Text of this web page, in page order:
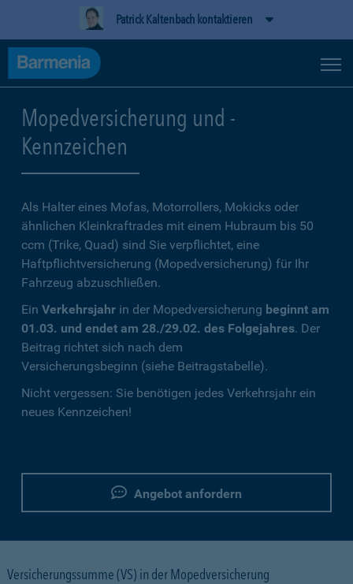
Patrick Kaltenbach kontaktieren
Mopedversicherung und -
Kennzeichen
Als Halter eines Mofas, Motorrollers, Mokicks oder
ähnlichen Kleinkraftrades mit einem Hubraum bis 50
ccm (Trike, Quad) sind Sie verpflichtet, eine
Haftpflichtversicherung (Mopedversicherung) für Ihr
Fahrzeug abzuschließen.
Ein Verkehrsjahr in der Mopedversicherung beginnt am
01.03. und endet am 28./29.02. des Folgejahres. Der
Beitrag richtet sich nach dem
Versicherungsbeginn (siehe Beitragstabelle).
Nicht vergessen: Sie benötigen jedes Verkehrsjahr ein
neues Kennzeichen!
Angebot anfordern
Versicherungssumme (VS) in der Mopedversicherung